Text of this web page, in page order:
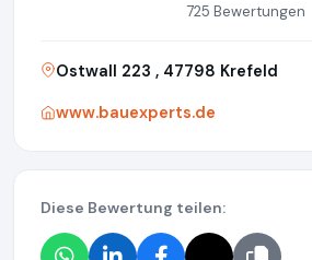
725 Bewertungen
Ostwall 223 , 47798 Krefeld
www.bauexperts.de
Diese Bewertung teilen: